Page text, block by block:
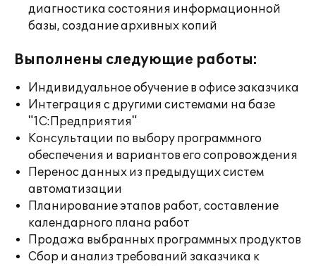
диагностика состояния информационной
базы, создание архивных копий
Выполнены следующие работы:
Индивидуальное обучение в офисе заказчика
Интеграция с другими системами на базе
"1С:Предприятия"
Консультации по выбору программного
обеспечения и вариантов его сопровождения
Перенос данных из предыдущих систем
автоматизации
Планирование этапов работ, составление
календарного плана работ
Продажа выбранных программных продуктов
Сбор и анализ требований заказчика к